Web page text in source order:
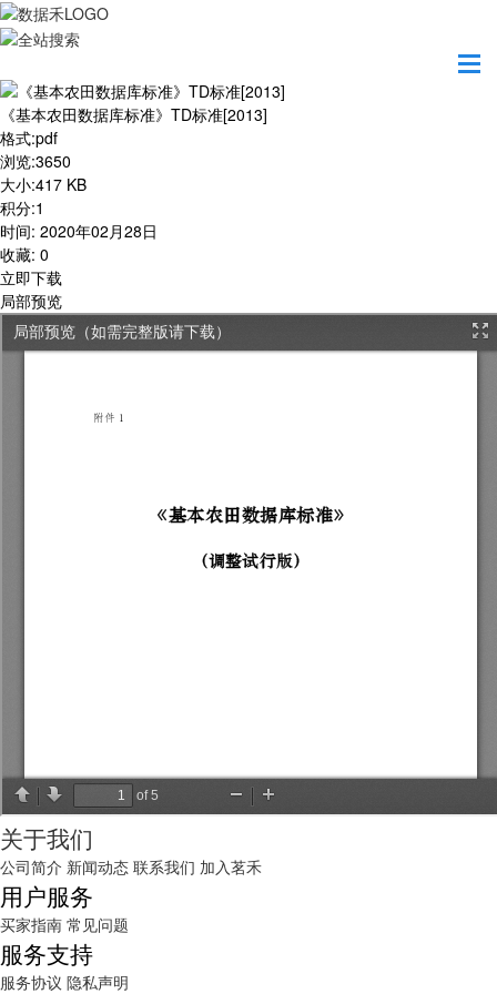
《基本农田数据库标准》TD标准[2013]
格式:pdf
浏览:3650
大小:417 KB
积分:1
时间: 2020年02月28日
收藏: 0
立即下载
局部预览
关于我们
公司简介 新闻动态 联系我们 加入茗禾
用户服务
买家指南 常见问题
服务支持
服务协议 隐私声明